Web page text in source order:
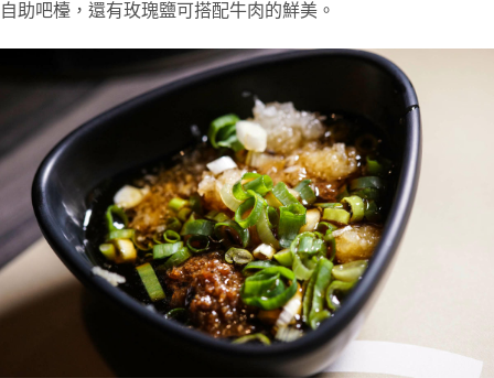
自助吧檯，還有玫瑰鹽可搭配牛肉的鮮美。